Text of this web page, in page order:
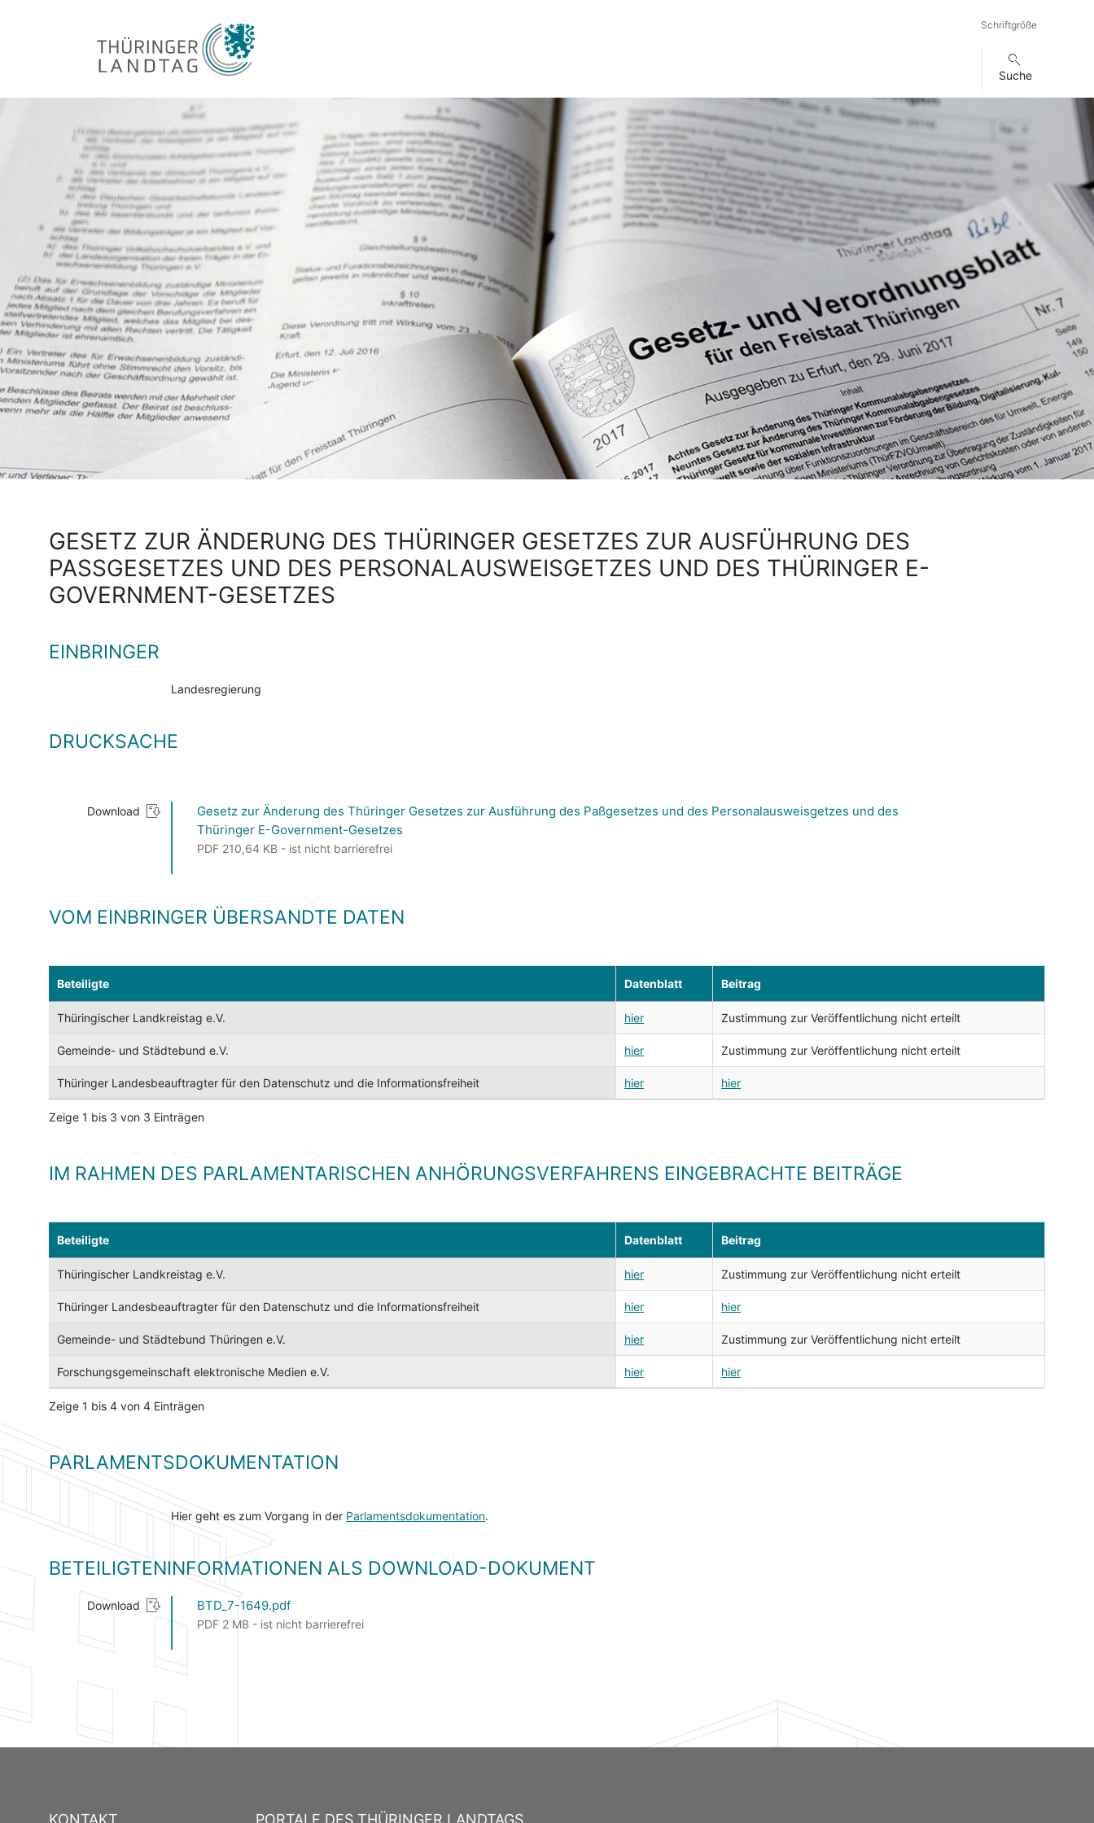
Schriftgröße
Suche
GESETZ ZUR ÄNDERUNG DES THÜRINGER GESETZES ZUR AUSFÜHRUNG DES
PASSGESETZES UND DES PERSONALAUSWEISGETZES UND DES THÜRINGER E-G
OVERNMENT-GESETZES
EINBRINGER
Landesregierung
DRUCKSACHE
Download
Gesetz zur Änderung des Thüringer Gesetzes zur Ausführung des Paßgesetzes und des Personalausweisgetzes und des
Thüringer E-Government-Gesetzes
PDF 210,64 KB - ist nicht barrierefrei
VOM EINBRINGER ÜBERSANDTE DATEN
Beteiligte Datenblatt Beitrag
Thüringischer Landkreistag e.V. hier Zustimmung zur Veröffentlichung nicht erteilt
Gemeinde- und Städtebund e.V. hier Zustimmung zur Veröffentlichung nicht erteilt
Thüringer Landesbeauftragter für den Datenschutz und die Informationsfreiheit hier hier
Zeige 1 bis 3 von 3 Einträgen
IM RAHMEN DES PARLAMENTARISCHEN ANHÖRUNGSVERFAHRENS EINGEBRACHTE BEITRÄGE
Beteiligte Datenblatt Beitrag
Thüringischer Landkreistag e.V. hier Zustimmung zur Veröffentlichung nicht erteilt
Thüringer Landesbeauftragter für den Datenschutz und die Informationsfreiheit hier hier
Gemeinde- und Städtebund Thüringen e.V. hier Zustimmung zur Veröffentlichung nicht erteilt
Forschungsgemeinschaft elektronische Medien e.V. hier hier
Zeige 1 bis 4 von 4 Einträgen
PARLAMENTSDOKUMENTATION
Hier geht es zum Vorgang in der Parlamentsdokumentation.
BETEILIGTENINFORMATIONEN ALS DOWNLOAD-DOKUMENT
Download BTD_7-1649.pdf
PDF 2 MB - ist nicht barrierefrei